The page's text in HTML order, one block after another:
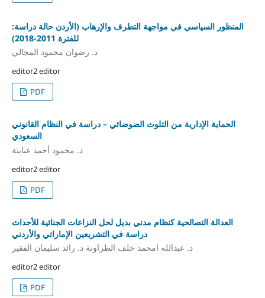
المنظور السياسي في مواجهة التطرف والإرهاب (الأردن حالة دراسة:
للفترة 2011-2018)
د. رضوان محمود المجالي
editor2 editor
PDF
الحماية الإدارية من التلوث الضوضائي – دراسة في النظام القانوني
السعودي
د. محمود أحمد عبابنة
editor2 editor
PDF
العدالة التصالحية كنظام مدني بديل لحل النزاعات الجنائية للأحداث
دراسة في التشريعين الإماراتي والأردني
د. عبدالله امحمد خلف الطراونة د. رائد سليمان الفقير
editor2 editor
PDF